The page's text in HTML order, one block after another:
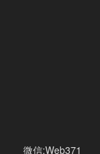
微信:Web371